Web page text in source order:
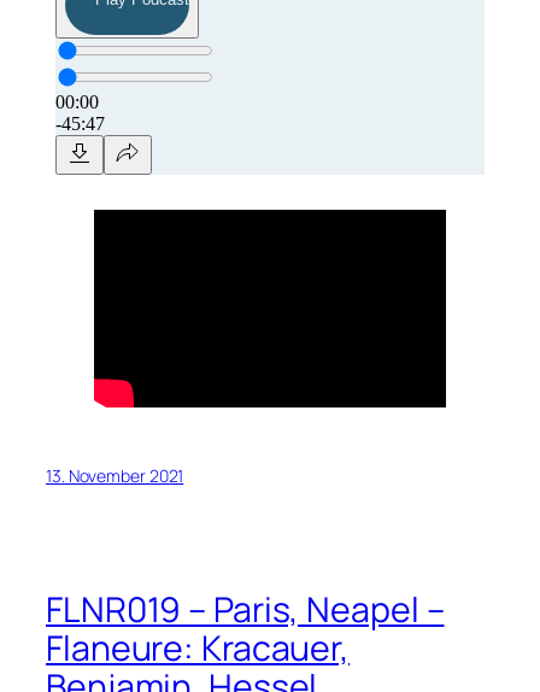
13. November 2021
FLNR019 – Paris, Neapel –
Flaneure: Kracauer,